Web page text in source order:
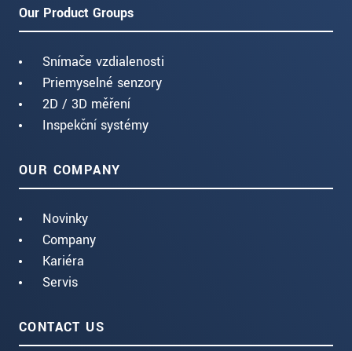
Our Product Groups
Snímače vzdialenosti
Priemyselné senzory
2D / 3D měření
Inspekční systémy
OUR COMPANY
Novinky
Company
Kariéra
Servis
CONTACT US